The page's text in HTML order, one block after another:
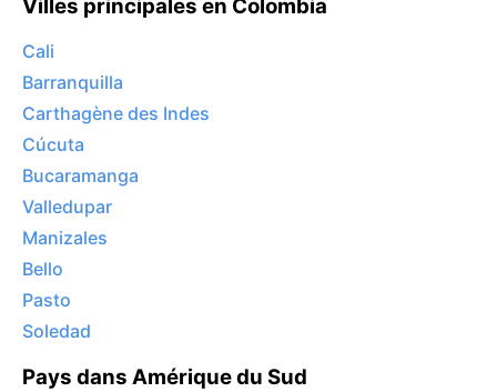
Villes principales en Colombia
Cali
Barranquilla
Carthagène des Indes
Cúcuta
Bucaramanga
Valledupar
Manizales
Bello
Pasto
Soledad
Pays dans Amérique du Sud